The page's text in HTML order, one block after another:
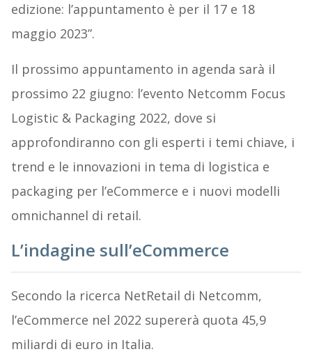
edizione: l’appuntamento è per il 17 e 18
maggio 2023”.
Il prossimo appuntamento in agenda sarà il
prossimo 22 giugno: l’evento Netcomm Focus
Logistic & Packaging 2022, dove si
approfondiranno con gli esperti i temi chiave, i
trend e le innovazioni in tema di logistica e
packaging per l’eCommerce e i nuovi modelli
omnichannel di retail.
L’indagine sull’eCommerce
Secondo la ricerca NetRetail di Netcomm,
l’eCommerce nel 2022 supererà quota 45,9
miliardi di euro in Italia.